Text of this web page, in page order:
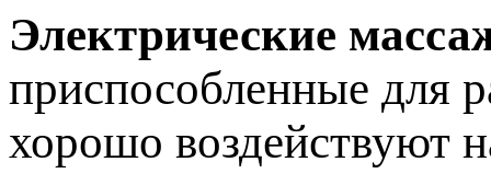
Электрические
приспособленные для
хорошо воздействуют